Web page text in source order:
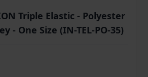
Triple Elastic - Polyester
- One Size (IN-TEL-PO-35)